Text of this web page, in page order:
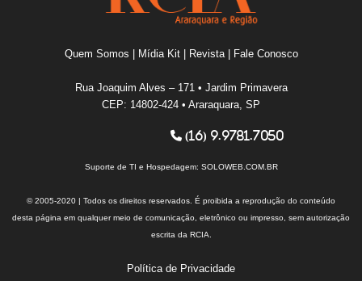
Quem Somos Mídia Kit| Revista| Fale Conosco
Rua Joaquim Alves – 171 • Jardim Primavera
CEP: 14802-424 • Araraquara, SP
(16) 9.9781.7050
Suporte de TI e Hospedagem: SOLOWEB.COM.BR
© 2005-2020 | Todos os direitos reservados. É proibida a reprodução do conteúdo
desta página em qualquer meio de comunicação, eletrônico ou impresso, sem autorização
escrita da RCIA.
Política de Privacidade